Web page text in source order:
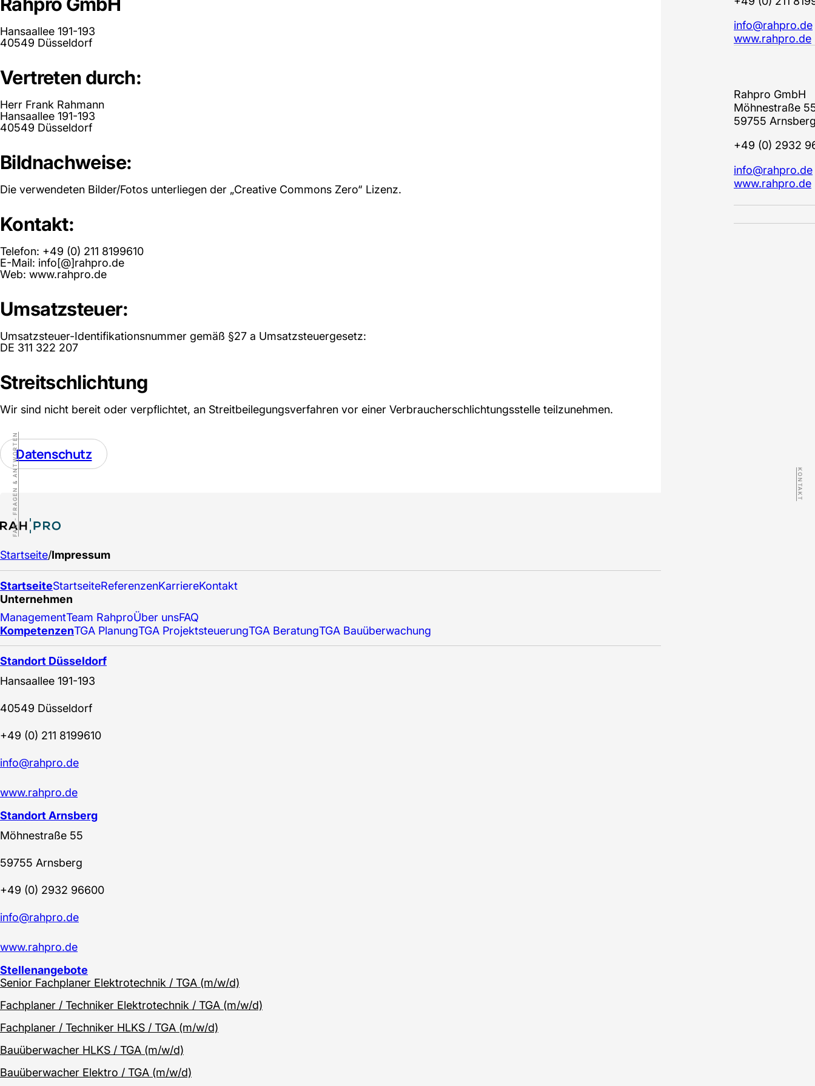
Hansaallee 191-193
40549 Düsseldorf
Vertreten durch:
Herr Frank Rahmann
Hansaallee 191-193
40549 Düsseldorf
Bildnachweise:
Die verwendeten Bilder/Fotos unterliegen der „Creative Commons Zero“ Lizenz.
Kontakt:
Telefon: +49 (0) 211 8199610
E-Mail: info[@]rahpro.de
Web: www.rahpro.de
Umsatzsteuer:
Umsatzsteuer-Identifikationsnummer gemäß §27 a Umsatzsteuergesetz:
DE 311 322 207
Streitschlichtung
Wir sind nicht bereit oder verpflichtet, an Streitbeilegungsverfahren vor einer Verbraucherschlichtungsstelle teilzunehmen.
Datenschutz
info@rahpro.de
www.rahpro.de
Rahpro GmbH
Möhnestraße
59755
+49 (0) 2932
info@rahpro.de
www.rahpro.de
FAQ - FRAGEN & ANTWORTEN KONTAKT
Startseite/Impressum
StartseiteStartseiteReferenzenKarriereKontakt
Unternehmen
ManagementTeam RahproÜber unsFAQ
KompetenzenTGA PlanungTGA ProjektsteuerungTGA BeratungTGA Bauüberwachung
Standort Düsseldorf
Hansaallee 191-193
40549 Düsseldorf
+49 (0) 211 8199610
info@rahpro.de
www.rahpro.de
Standort Arnsberg
Möhnestraße 55
59755 Arnsberg
+49 (0) 2932 96600
info@rahpro.de
www.rahpro.de
Stellenangebote
Senior Fach­planer Elektro­technik / TGA (m/w/d)
Fach­planer / Tech­niker Elektro­technik / TGA (m/w/d)
Fach­planer / Tech­niker HLKS / TGA (m/w/d)
Bau­über­wacher HLKS / TGA (m/w/d)
Bau­über­wacher Elektro / TGA (m/w/d)